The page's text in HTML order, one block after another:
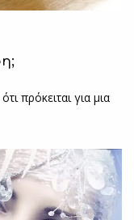
πρόκειται για μια